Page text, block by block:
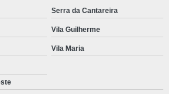
Serra da Cantareira
Vila Guilherme
Vila Maria